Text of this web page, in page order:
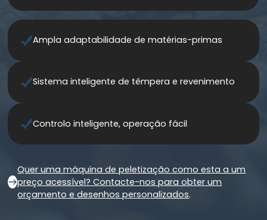
Ampla adaptabilidade de matérias-primas
Sistema inteligente de têmpera e revenimento
Controlo inteligente, operação fácil
Quer uma máquina de peletização como esta a um
preço acessível? Contacte-nos para obter um
orçamento e desenhos personalizados.